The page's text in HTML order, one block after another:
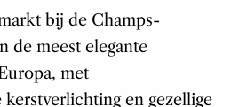
bij de Champs-
de meest elegante
met
en gezellige